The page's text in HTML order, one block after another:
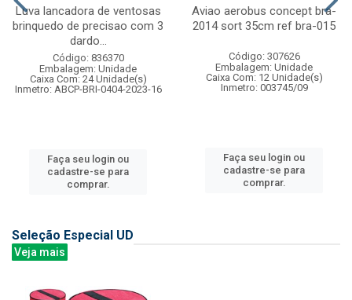
Luva lancadora de ventosas
brinquedo de precisao com 3
dardo...
Código: 836370
Embalagem: Unidade
Caixa Com: 24 Unidade(s)
Inmetro: ABCP-BRI-0404-2023-16
Faça seu login ou
cadastre-se para
comprar.
Aviao aerobus concept bra-
2014 sort 35cm ref bra-015
Código: 307626
Embalagem: Unidade
Caixa Com: 12 Unidade(s)
Inmetro: 003745/09
Faça seu login ou
cadastre-se para
comprar.
Seleção Especial UD
Veja mais